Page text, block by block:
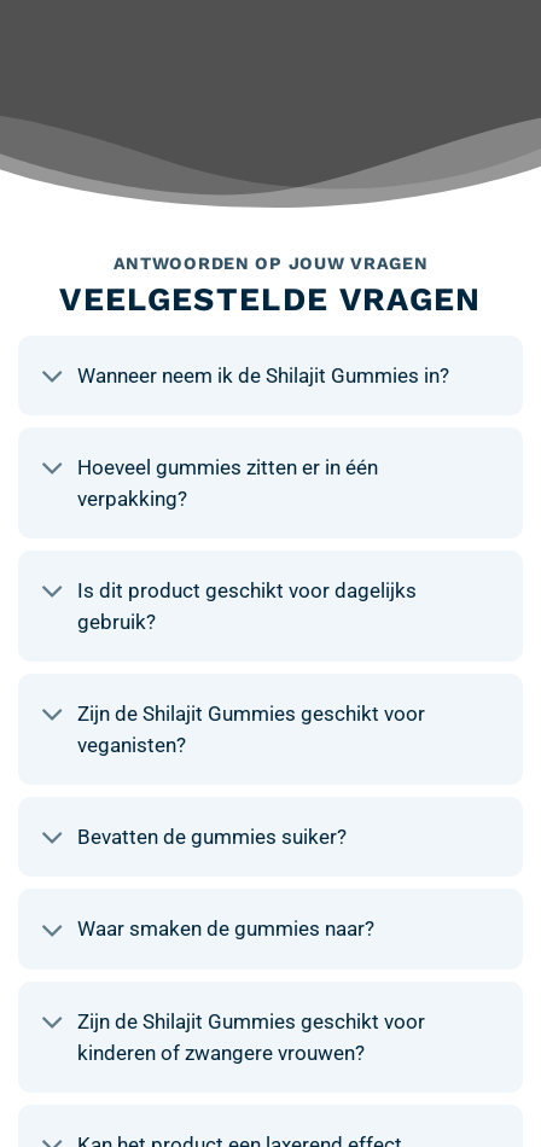
ANTWOORDEN OP JOUW VRAGEN
VEELGESTELDE VRAGEN
Wanneer neem ik de Shilajit Gummies in?
Hoeveel gummies zitten er in één
verpakking?
Is dit product geschikt voor dagelijks
gebruik?
Zijn de Shilajit Gummies geschikt voor
veganisten?
Bevatten de gummies suiker?
Waar smaken de gummies naar?
Zijn de Shilajit Gummies geschikt voor
kinderen of zwangere vrouwen?